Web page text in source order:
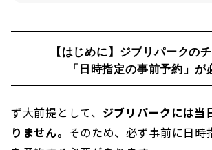
【はじめに】ジブリパークの
「日時指定の事前予約」が
ず大前提として、 ジブリパークには当
りません。 そのため、必ず事前に日時